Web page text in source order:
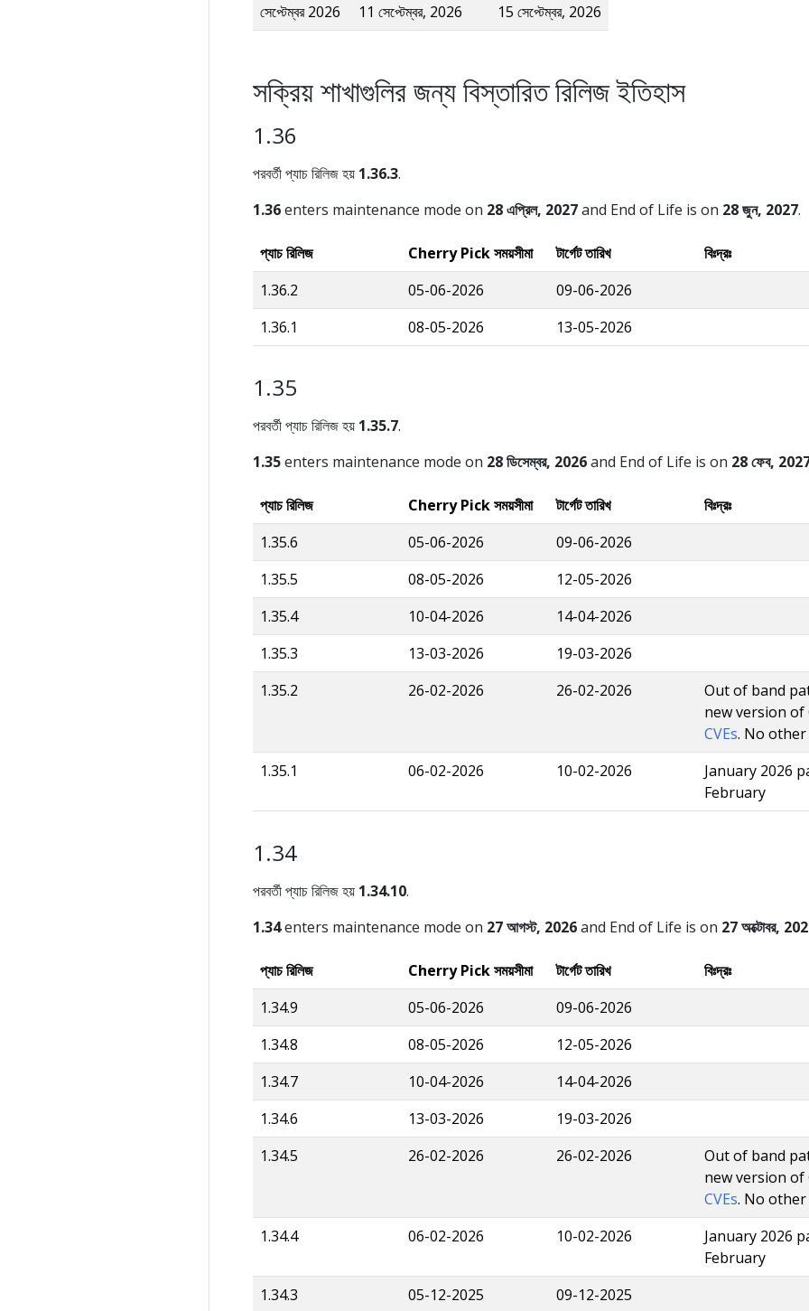
সেপ্টেম্বর 2026
11 সেপ্টেম্বর, 2026 15 সেপ্টেম্বর, 2026
সক্রিয় শাখাগুলির জন্য বিস্তারিত রিলিজ ইতিহাস
1.36
পরবর্তী প্যাচ রিলিজ হয় 1.36.3.
1.36enters maintenance mode on 28 এপ্রিল, 2027and End of Life is on 28 জুন, 2027.
প্যাচ রিলিজ Cherry Pick সময়সীমা টার্গেট তারিখ
বিঃদ্রঃ
1.36.2
05-06-2026
09-06-2026
1.36.1
08-05-2026 13-05-2026
1.35
পরবর্তী প্যাচ রিলিজ হয় 1.35.7.
1.35enters maintenance mode on 28 ডিসেম্বর, 2026and End of Life is on 28 ফেব,
প্যাচ রিলিজ Cherry Pick সময়সীমা টার্গেট তারিখ
বিঃদ্রঃ
1.35.6
05-06-2026
09-06-2026
1.35.5
08-05-2026
12-05-2026
1.35.4
10-04-2026
14-04-2026
1.35.3
13-03-2026
19-03-2026
1.35.2
26-02-2026 26-02-2026
Out of band
new version
CVEs. No other
1.35.1
06-02-2026 10-02-2026
January 2026
February
1.34
পরবর্তী প্যাচ রিলিজ হয় 1.34.10.
1.34enters maintenance mode on 27 আগস্ট, 2026and End of Life is on 27 অক্টোবর,
প্যাচ রিলিজ Cherry Pick সময়সীমা টার্গেট তারিখ
বিঃদ্রঃ
1.34.9
05-06-2026
09-06-2026
1.34.8
08-05-2026
12-05-2026
1.34.7
10-04-2026
14-04-2026
1.34.6
13-03-2026
19-03-2026
1.34.5
26-02-2026 26-02-2026
Out of band
new version
CVEs. No other
1.34.4
06-02-2026 10-02-2026
January 2026
February
1.34.3
05-12-2025 09-12-2025